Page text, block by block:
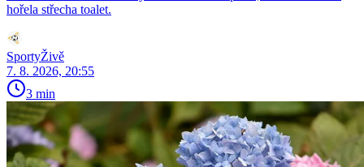
hořela střecha toalet.
SportyŽivě
7. 8. 2026, 20:55
3 min